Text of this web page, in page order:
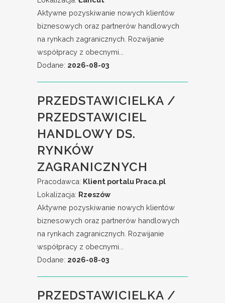
Aktywne pozyskiwanie nowych klientów
biznesowych oraz partnerów handlowych
na rynkach zagranicznych. Rozwijanie
współpracy z obecnymi...
Dodane: 2026-08-03
PRZEDSTAWICIELKA /
PRZEDSTAWICIEL
HANDLOWY DS.
RYNKÓW
ZAGRANICZNYCH
Pracodawca: Klient portalu Praca.pl
Lokalizacja: Rzeszów
Aktywne pozyskiwanie nowych klientów
biznesowych oraz partnerów handlowych
na rynkach zagranicznych. Rozwijanie
współpracy z obecnymi...
Dodane: 2026-08-03
PRZEDSTAWICIELKA /